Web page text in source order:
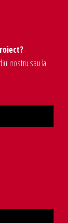
nostru sau la